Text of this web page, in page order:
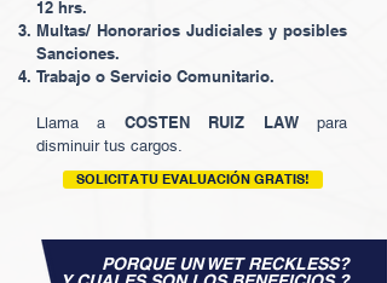
12 hrs.
Multas/ Honorarios Judiciales y posibles
Sanciones.
Trabajo o Servicio Comunitario.
Llama a COSTEN RUIZ LAWpara
disminuir tus cargos.
SOLICITA TU EVALUACIÓN GRATIS!
PORQUE UN WET RECKLESS?